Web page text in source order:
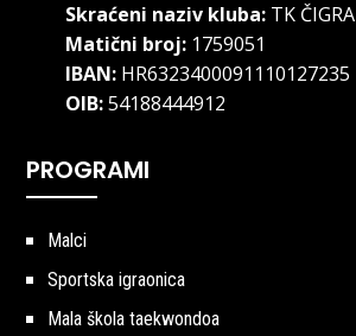
Skraćeni naziv kluba:TK ČIGRA
Matični broj:1759051
IBAN:HR6323400091110127235
OIB:54188444912
PROGRAMI
Malci
Sportska igraonica
Mala škola taekwondoa